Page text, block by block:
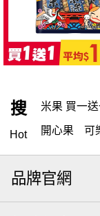
搜
Hot
米果 買一
開心果 可
全聯 禮盒
全聯 素食
桶裝堅果
品牌官網